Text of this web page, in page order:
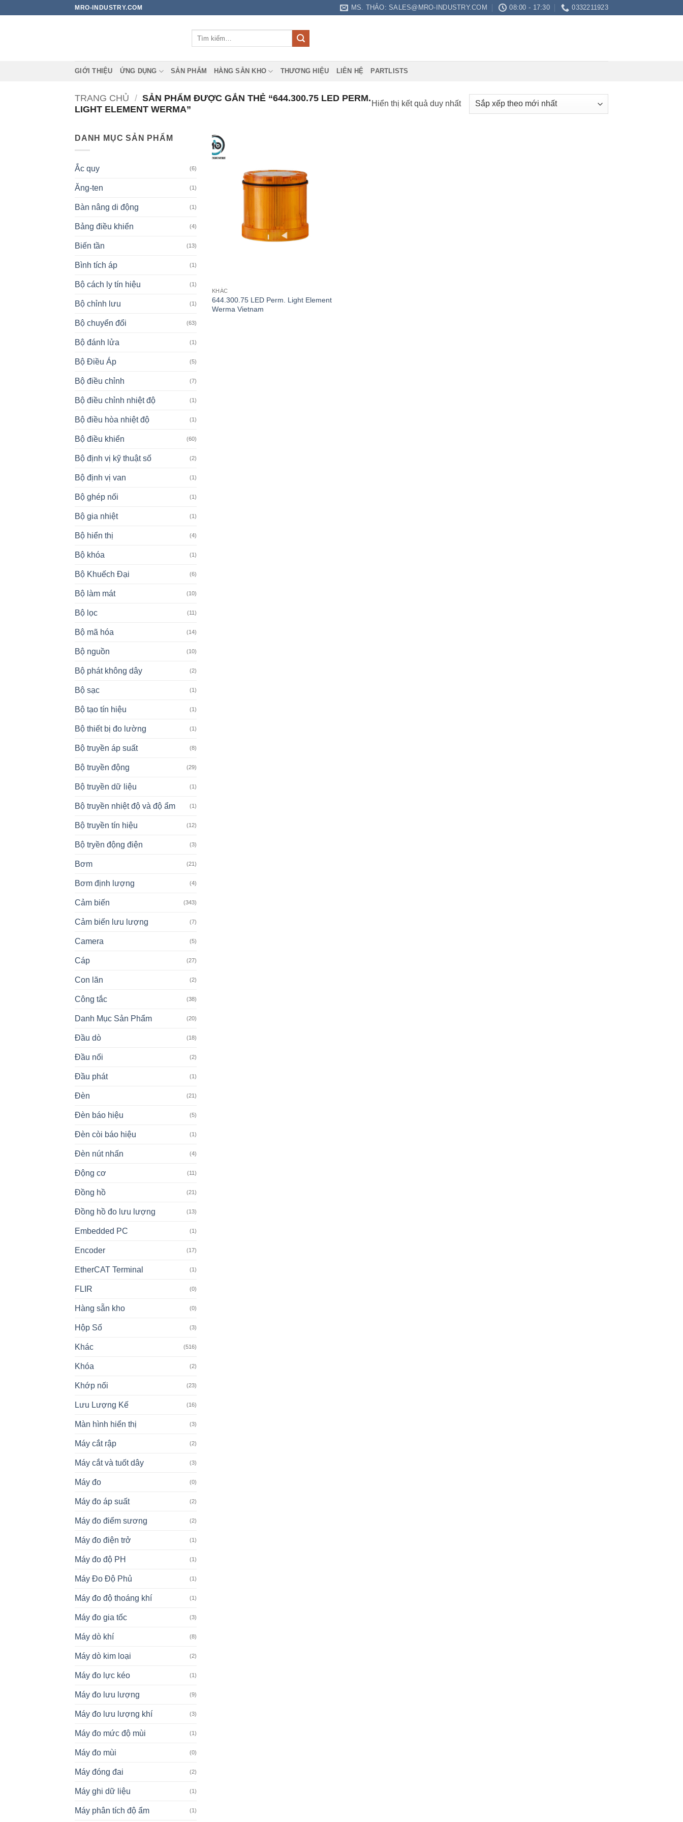
MRO-INDUSTRY.COM MS. THẢO: SALES@MRO-INDUSTRY.COM 08:00 - 17:30 0332211923
GIỚI THIỆU ỨNG DỤNG SẢN PHẨM HÀNG SẴN KHO THƯƠNG HIỆU LIÊN HỆ PARTLISTS
TRANG CHỦ / SẢN PHẨM ĐƯỢC GẮN THẺ “644.300.75 LED PERM.
LIGHT ELEMENT WERMA”
Hiển thị kết quả duy nhất
DANH MỤC SẢN PHẨM
Ắc quy (6)
Ăng-ten (1)
Bàn nâng di động (1)
Bảng điều khiển (4)
Biến tần (13)
Bình tích áp (1)
Bộ cách ly tín hiệu (1)
Bộ chỉnh lưu (1)
Bộ chuyển đổi (63)
Bộ đánh lửa (1)
Bộ Điều Áp (5)
Bộ điều chỉnh (7)
Bộ điều chỉnh nhiệt độ (1)
Bộ điều hòa nhiệt độ (1)
Bộ điều khiển (60)
Bộ định vị kỹ thuật số (2)
Bộ định vị van (1)
Bộ ghép nối (1)
Bộ gia nhiệt (1)
Bộ hiển thị (4)
Bộ khóa (1)
Bộ Khuếch Đại (6)
Bộ làm mát (10)
Bộ lọc (11)
Bộ mã hóa (14)
Bộ nguồn (10)
Bộ phát không dây (2)
Bộ sạc (1)
Bộ tạo tín hiệu (1)
Bộ thiết bị đo lường (1)
Bộ truyền áp suất (8)
Bộ truyền động (29)
Bộ truyền dữ liệu (1)
Bộ truyền nhiệt độ và độ ẩm (1)
Bộ truyền tín hiệu (12)
Bộ tryền động điện (3)
Bơm (21)
Bơm định lượng (4)
Cảm biến (343)
Cảm biến lưu lượng (7)
Camera (5)
Cáp (27)
Con lăn (2)
Công tắc (38)
Danh Mục Sản Phẩm (20)
Đầu dò (18)
Đầu nối (2)
Đầu phát (1)
Đèn (21)
Đèn báo hiệu (5)
Đèn còi báo hiệu (1)
Đèn nút nhấn (4)
Động cơ (11)
Đồng hồ (21)
Đồng hồ đo lưu lượng (13)
Embedded PC (1)
Encoder (17)
EtherCAT Terminal (1)
FLIR (0)
Hàng sẵn kho (0)
Hộp Số (3)
Khác (516)
Khóa (2)
Khớp nối (23)
Lưu Lượng Kế (16)
Màn hình hiển thị (3)
Máy cắt rập (2)
Máy cắt và tuốt dây (3)
Máy đo (0)
Máy đo áp suất (2)
Máy đo điểm sương (2)
Máy đo điện trở (1)
Máy đo độ PH (1)
Máy Đo Độ Phủ (1)
Máy đo độ thoáng khí (1)
Máy đo gia tốc (3)
Máy dò khí (8)
Máy dò kim loại (2)
Máy đo lực kéo (1)
Máy đo lưu lượng (9)
Máy đo lưu lượng khí (3)
Máy đo mức độ mùi (1)
Máy đo mùi (0)
Máy đóng đai (2)
Máy ghi dữ liệu (1)
Máy phân tích độ ẩm (1)
KHÁC
644.300.75 LED Perm. Light Element
Werma Vietnam